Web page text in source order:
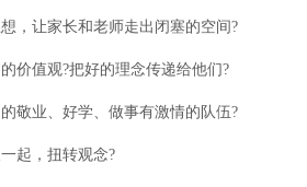
让家长和老师走出闭塞的空间?
值观?把好的理念传递给他们?
业、好学、做事有激情的队伍?
起，扭转观念?